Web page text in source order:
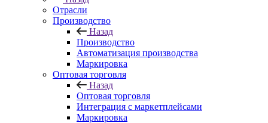
Отрасли
Производство
Назад
Производство
Автоматизация производства
Маркировка
Оптовая торговля
Назад
Оптовая торговля
Интеграция с маркетплейсами
Маркировка